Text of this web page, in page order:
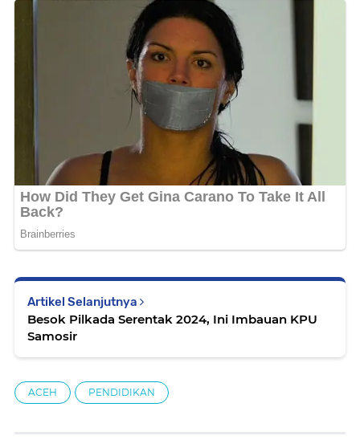
Artikel Selanjutnya
Besok Pilkada Serentak 2024, Ini Imbauan KPU
Samosir
ACEH PENDIDIKAN